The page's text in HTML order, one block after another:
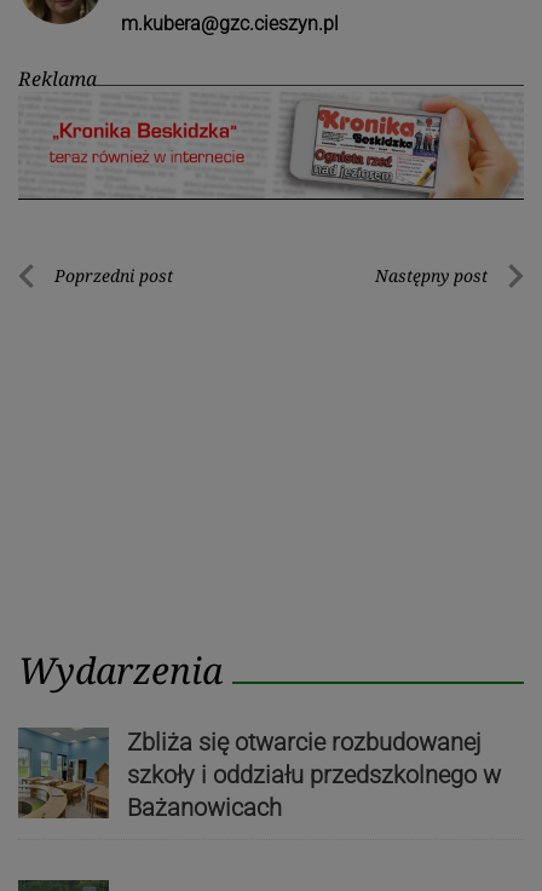
m.kubera@gzc.cieszyn.pl
Reklama
Nawigacja
Poprzedni post Następny post
Wydarzenia
Zbliża się otwarcie rozbudowanej
szkoły i oddziału przedszkolnego w
Bażanowicach